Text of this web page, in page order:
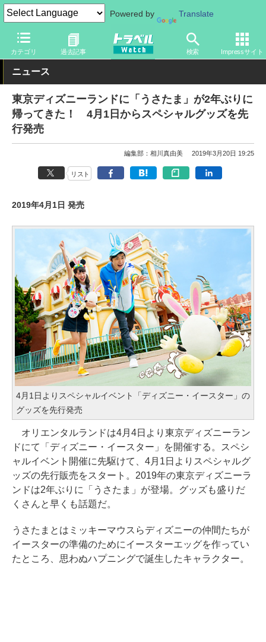
Powered by Translate
カテゴリ 過去記事 検索 Impressサイト
トラベル Watch 地域 国内旅行 東京
ニュース
東京ディズニーランドに「うさたま」が2年ぶりに
帰ってきた！ 4月1日からスペシャルグッズを先
行発売
編集部：相川真由美 2019年3月20日 19:25
リスト
2019年4月1日 発売
4月1日よりスペシャルイベント「ディズニー・イースター」の
グッズを先行発売
オリエンタルランドは4月4日より東京ディズニーラン
ドにて「ディズニー・イースター」を開催する。スペシ
ャルイベント開催に先駆けて、4月1日よりスペシャルグ
ッズの先行販売をスタート。2019年の東京ディズニーラ
ンドは2年ぶりに「うさたま」が登場。グッズも盛りだ
くさんと早くも話題だ。
うさたまとはミッキーマウスらディズニーの仲間たちが
イースターの準備のためにイースターエッグを作ってい
たところ、思わぬハプニングで誕生したキャラクター。